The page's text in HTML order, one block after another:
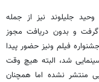
جلیلوند نیز از جمله
گرفت و بدون دریافت مجوز
فیلم ونیز حضور پیدا
شد، البته هیچ وقت
منتشر نشده اما همچنان